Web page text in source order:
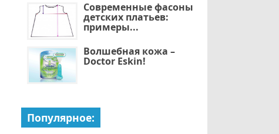
Современные фасоны
детских платьев:
примеры...
Волшебная кожа –
Doctor Eskin!
Популярное: